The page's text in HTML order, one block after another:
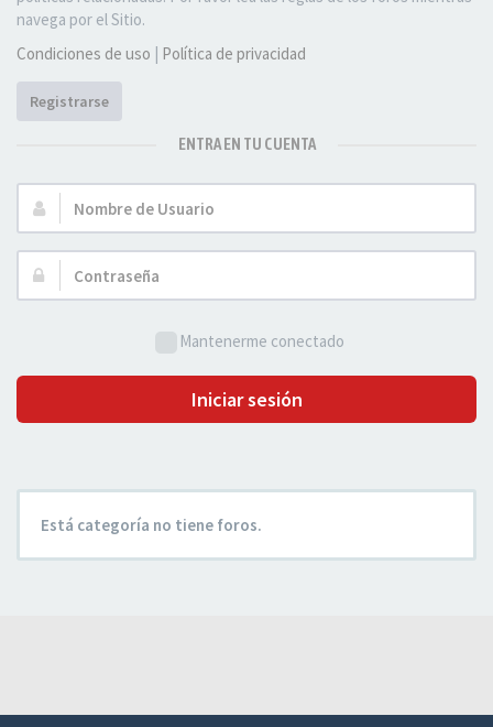
navega por el Sitio.
Condiciones de uso | Política de privacidad
Registrarse
ENTRA EN TU CUENTA
Nombre
de
Usuario:
Contraseña:
Mantenerme conectado
Iniciar sesión
Está categoría no tiene foros.